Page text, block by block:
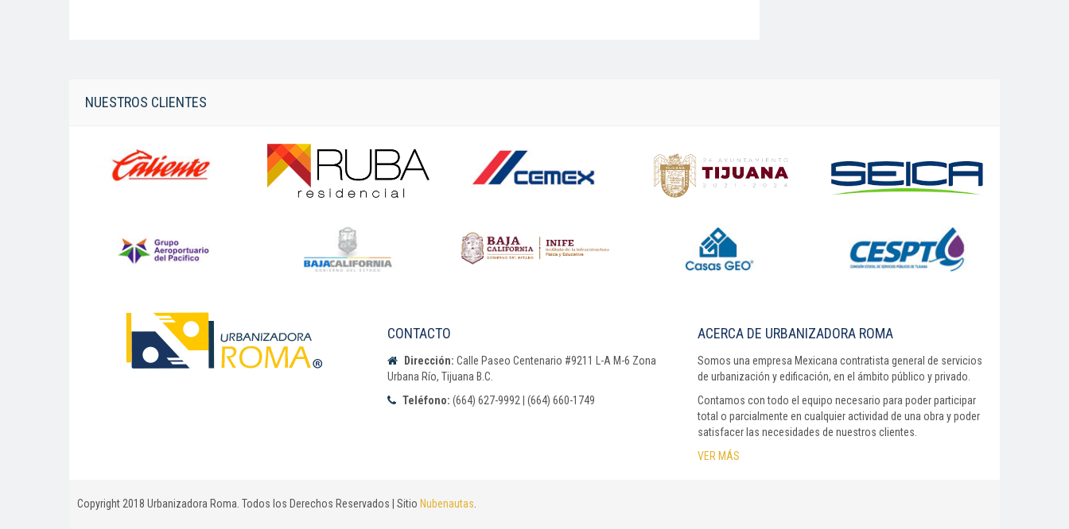
NUESTROS CLIENTES
CONTACTO
Dirección: Calle Paseo Centenario #9211 L-A M-6 Zona
Urbana Río, Tijuana B.C.
Teléfono: (664) 627-9992 | (664) 660-1749
ACERCA DE URBANIZADORA ROMA
Somos una empresa Mexicana contratista general de servicios
de urbanización y edificación, en el ámbito público y privado.
Contamos con todo el equipo necesario para poder participar
total o parcialmente en cualquier actividad de una obra y poder
satisfacer las necesidades de nuestros clientes.
VER MÁS
Copyright 2018 Urbanizadora Roma. Todos los Derechos Reservados | Sitio Nubenautas